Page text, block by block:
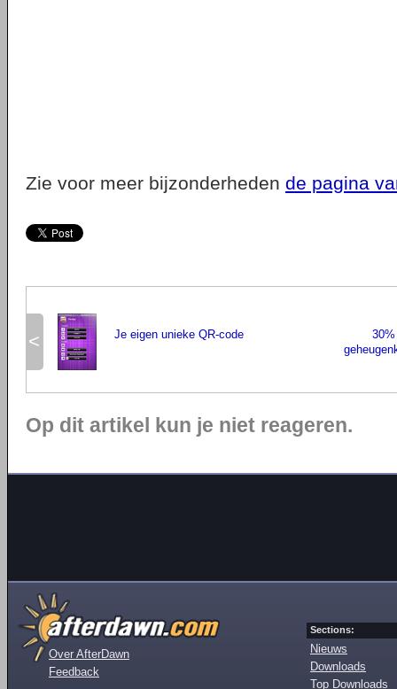
Zie voor meer bijzonderheden de pagina
< Je eigen unieke QR-code
Op dit artikel kun je niet reageren.
Over AfterDawn
Feedback
Sections:
Nieuws
Downloads
Top Downloads